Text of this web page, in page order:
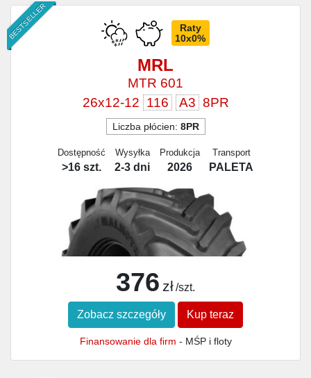
BESTSELLER
Raty
10x0%
MRL
MTR 601
26x12-12 116 A3 8PR
Liczba płócien: 8PR
Dostępność
>16 szt.
Wysyłka
2-3 dni
Produkcja
2026
Transport
PALETA
376 zł /szt.
Zobacz szczegóły Kup teraz
Finansowanie dla firm - MŚP i floty